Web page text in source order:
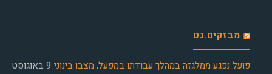
מבזקים.נט
פועל נפגע ממלגזה במהלך עבודתו במפעל, מצבו בינוני
9 באוגוסט